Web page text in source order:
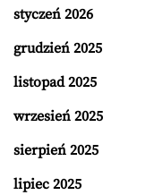
styczeń 2026
grudzień 2025
listopad 2025
wrzesień 2025
sierpień 2025
lipiec 2025